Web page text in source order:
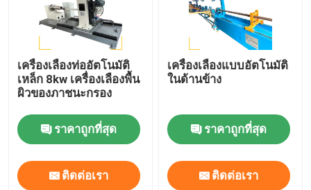
เครื่องเลืองท่ออัตโนมัติ
เหล็ก 8kw เครื่องเลืองพื้น
ผิวของภาชนะกรอง
ราคาถูกที่สุด
ติดต่อเรา
เครื่องเลืองแบบอัตโนมัติ
ในด้านข้าง
ราคาถูกที่สุด
ติดต่อเรา